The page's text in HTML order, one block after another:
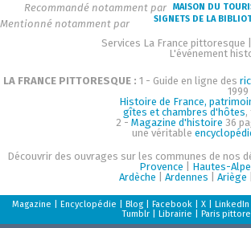
Recommandé notamment par MAISON DU
Mentionné notamment par
SIGNETS DE LA
Services La France pittoresque
L'événement
LA FRANCE PITTORESQUE : 1 - Guide en ligne des
1999
Histoire de France,
gîtes et chambres d'hôtes,
2 - Magazine d'histoire 36
une véritable
Découvrir des ouvrages sur les communes de nos
Provence
Hautes-
Ardèche |Ardennes |Ariège
Magazine |Encyclopédie |Blog |Facebook |X |LinkedIn
Tumblr |Librairie |Paris